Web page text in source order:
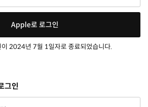
Apple로 로그인
이 2024년 7월 1일자로 종료되었습니다.
그인